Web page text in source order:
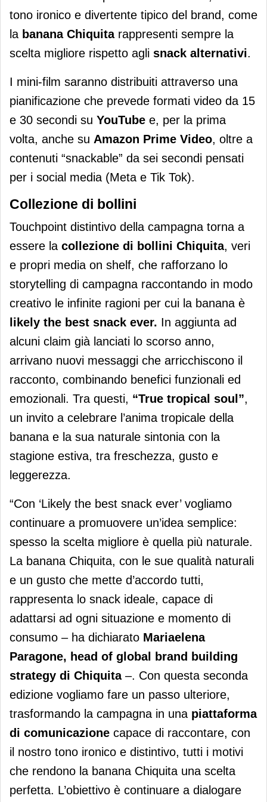
tono ironico e divertente tipico del brand, come
la banana Chiquitarappresenti sempre la
scelta migliore rispetto agli snack alternativi.
I mini-film saranno distribuiti attraverso una
pianificazione che prevede formati video da 15
e 30 secondi su YouTube e, per la prima
volta, anche su Amazon Prime Video, oltre a
contenuti “snackable” da sei secondi pensati
per i social media (Meta e Tik Tok).
Collezione di bollini
Touchpoint distintivo della campagna torna a
essere la collezione di bollini Chiquita, veri
e propri media on shelf, che rafforzano lo
storytelling di campagna raccontando in modo
creativo le infinite ragioni per cui la banana è
likely the best snack ever. In aggiunta ad
alcuni claim già lanciati lo scorso anno,
arrivano nuovi messaggi che arricchiscono il
racconto, combinando benefici funzionali ed
emozionali. Tra questi, “True tropical soul”,
un invito a celebrare l’anima tropicale della
banana e la sua naturale sintonia con la
stagione estiva, tra freschezza, gusto e
leggerezza.
“Con ‘Likely the best snack ever’ vogliamo
continuare a promuovere un’idea semplice:
spesso la scelta migliore è quella più naturale.
La banana Chiquita, con le sue qualità naturali
e un gusto che mette d’accordo tutti,
rappresenta lo snack ideale, capace di
adattarsi ad ogni situazione e momento di
consumo – ha dichiarato Mariaelena
Paragone, head of global brand building
strategy di Chiquita –. Con questa seconda
edizione vogliamo fare un passo ulteriore,
trasformando la campagna in una piattaforma
di comunicazione capace di raccontare, con
il nostro tono ironico e distintivo, tutti i motivi
che rendono la banana Chiquita una scelta
perfetta. L’obiettivo è continuare a dialogare